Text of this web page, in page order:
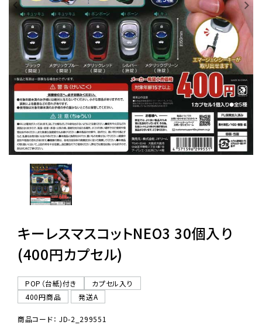
販促用空カプセル
レンタル
景品・玩具・文具
販促用カプセルトイ
よくあるご質問
06-6282-7659
キーレスマスコットNEO3 30個入り
(400円カプセル)
POP（台紙)付き
カプセル入り
400円商品
発送A
商品コード： JD-2_299551